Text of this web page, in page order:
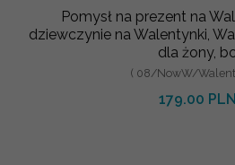
Pomysł na prezent na
dziewczynie na Walentynki,
dla żony,
( 08/NowW/
179.00 PLN